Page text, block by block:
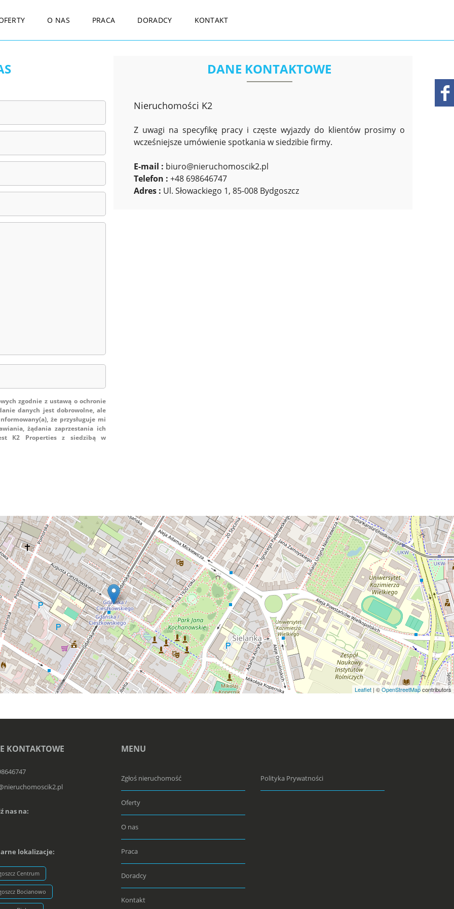
O NAS PRACA DORADCY KONTAKT
zgodnie z ustawą o ochronie
danych jest dobrowolne, ale
że przysługuje mi
żądania zaprzestania ich
K2 Properties z siedzibą w
DANE KONTAKTOWE
Nieruchomości K2
Z uwagi na specyfikę pracy i częste wyjazdy do klientów prosimy o
wcześniejsze umówienie spotkania w siedzibie firmy.
E-mail : biuro@nieruchomoscik2.pl
Telefon : +48 698646747
Adres : Ul. Słowackiego 1, 85-008 Bydgoszcz
Leaflet | ©OpenStreetMapcontributors
KONTAKTOWE
nas na:
lokalizacje:
Centrum
Bocianowo
MENU
Zgłoś nieruchomość
Oferty
O nas
Praca
Doradcy
Kontakt
Polityka Prywatności